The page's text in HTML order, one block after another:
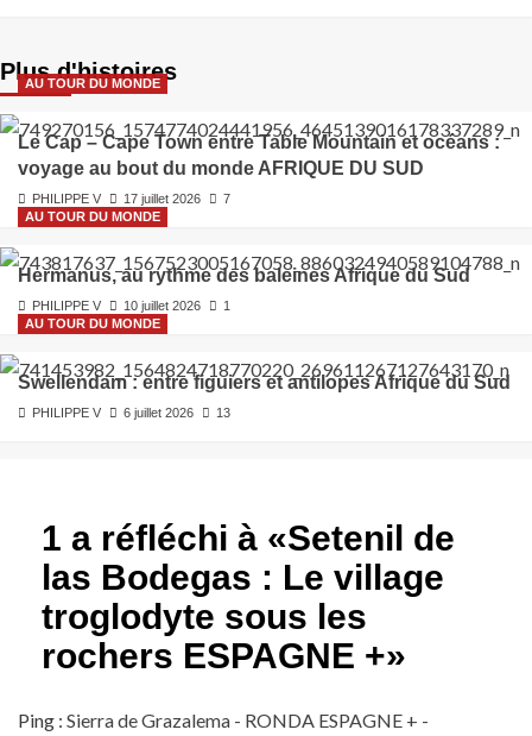
Plus d'histoires
AU TOUR DU MONDE
Le Cap – Cape Town entre Table Mountain et océans :
voyage au bout du monde AFRIQUE DU SUD
PHILIPPE V 17 juillet 2026
7
AU TOUR DU MONDE
Hermanus, au rythme des baleines Afrique du Sud
PHILIPPE V 10 juillet 2026
1
AU TOUR DU MONDE
Swellendam : entre figuiers et antilopes Afrique du Sud
PHILIPPE V 6 juillet 2026 13
1 a réfléchi à «Setenil de
las Bodegas : Le village
troglodyte sous les
rochers ESPAGNE +»
Ping : Sierra de Grazalema - RONDA ESPAGNE + -